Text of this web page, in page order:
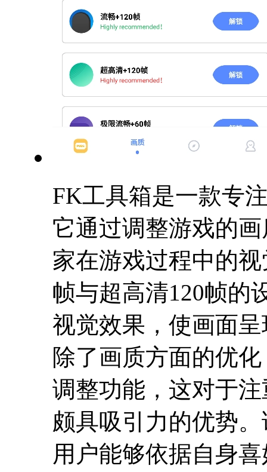
FK工具箱是一款专
它通过调整游戏的
家在游戏过程中的
帧与超高清120帧的
视觉效果，使画面
除了画质方面的优
调整功能，这对于
颇具吸引力的优势
用户能够依据自身